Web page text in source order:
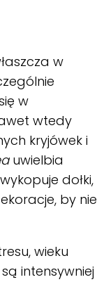
w
w
wtedy
kryjówek i
uwielbia
dołki,
by nie
wieku
intensywniej